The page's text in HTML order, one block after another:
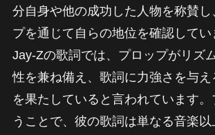
分自身や他の成功した人物を称賛し
プを通じて自らの地位を確認してい
Jay-Zの歌詞では、プロップがリズ
性を兼ね備え、歌詞に力強さを与え
を果たしていると言われています
うことで、彼の歌詞は単なる音楽